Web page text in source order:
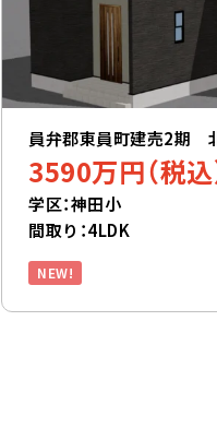
員弁郡東員町建売2期 北
3590万円（税込
学区：神田小
間取り：4LDK
NEW!